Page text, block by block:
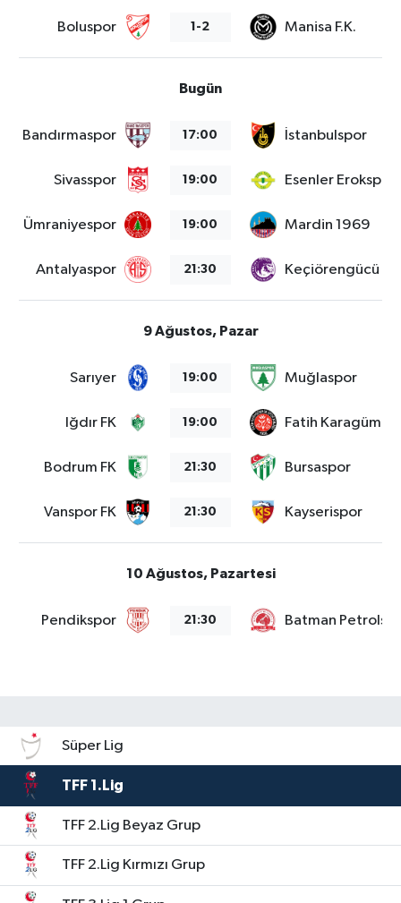
Boluspor 1-2 Manisa F.K.
Bugün
Bandırmaspor 17:00 İstanbulspor
Sivasspor 19:00 Esenler Erokspor
Ümraniyespor 19:00 Mardin 1969
Antalyaspor 21:30 Keçiörengücü
9 Ağustos, Pazar
Sarıyer 19:00 Muğlaspor
Iğdır FK 19:00 Fatih Karagümrük
Bodrum FK 21:30 Bursaspor
Vanspor FK 21:30 Kayserispor
10 Ağustos, Pazartesi
Pendikspor 21:30 Batman
Süper Lig
TFF 1.Lig
TFF 2.Lig Beyaz Grup
TFF 2.Lig Kırmızı Grup